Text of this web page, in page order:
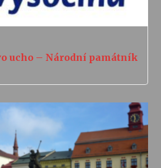
ucho – Národní památník